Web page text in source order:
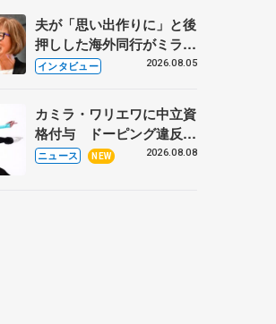
部科学省スポーツ表彰
式】
夫が「思い出作りに」と後
押しした海外同行がミラノ
まで… 繁華街のリンクで
に 小林芳子さんが振り返
るスケート人生
インタビュー 2026.08.05
カミラ・ワリエワに中立資
格付与 ドーピング違反で
処分、アレクサンドラ・イ
ニュース NEW 2026.08.08